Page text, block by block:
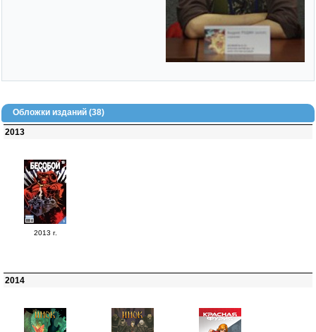
Обложки изданий (38)
2013
2013 г.
2014